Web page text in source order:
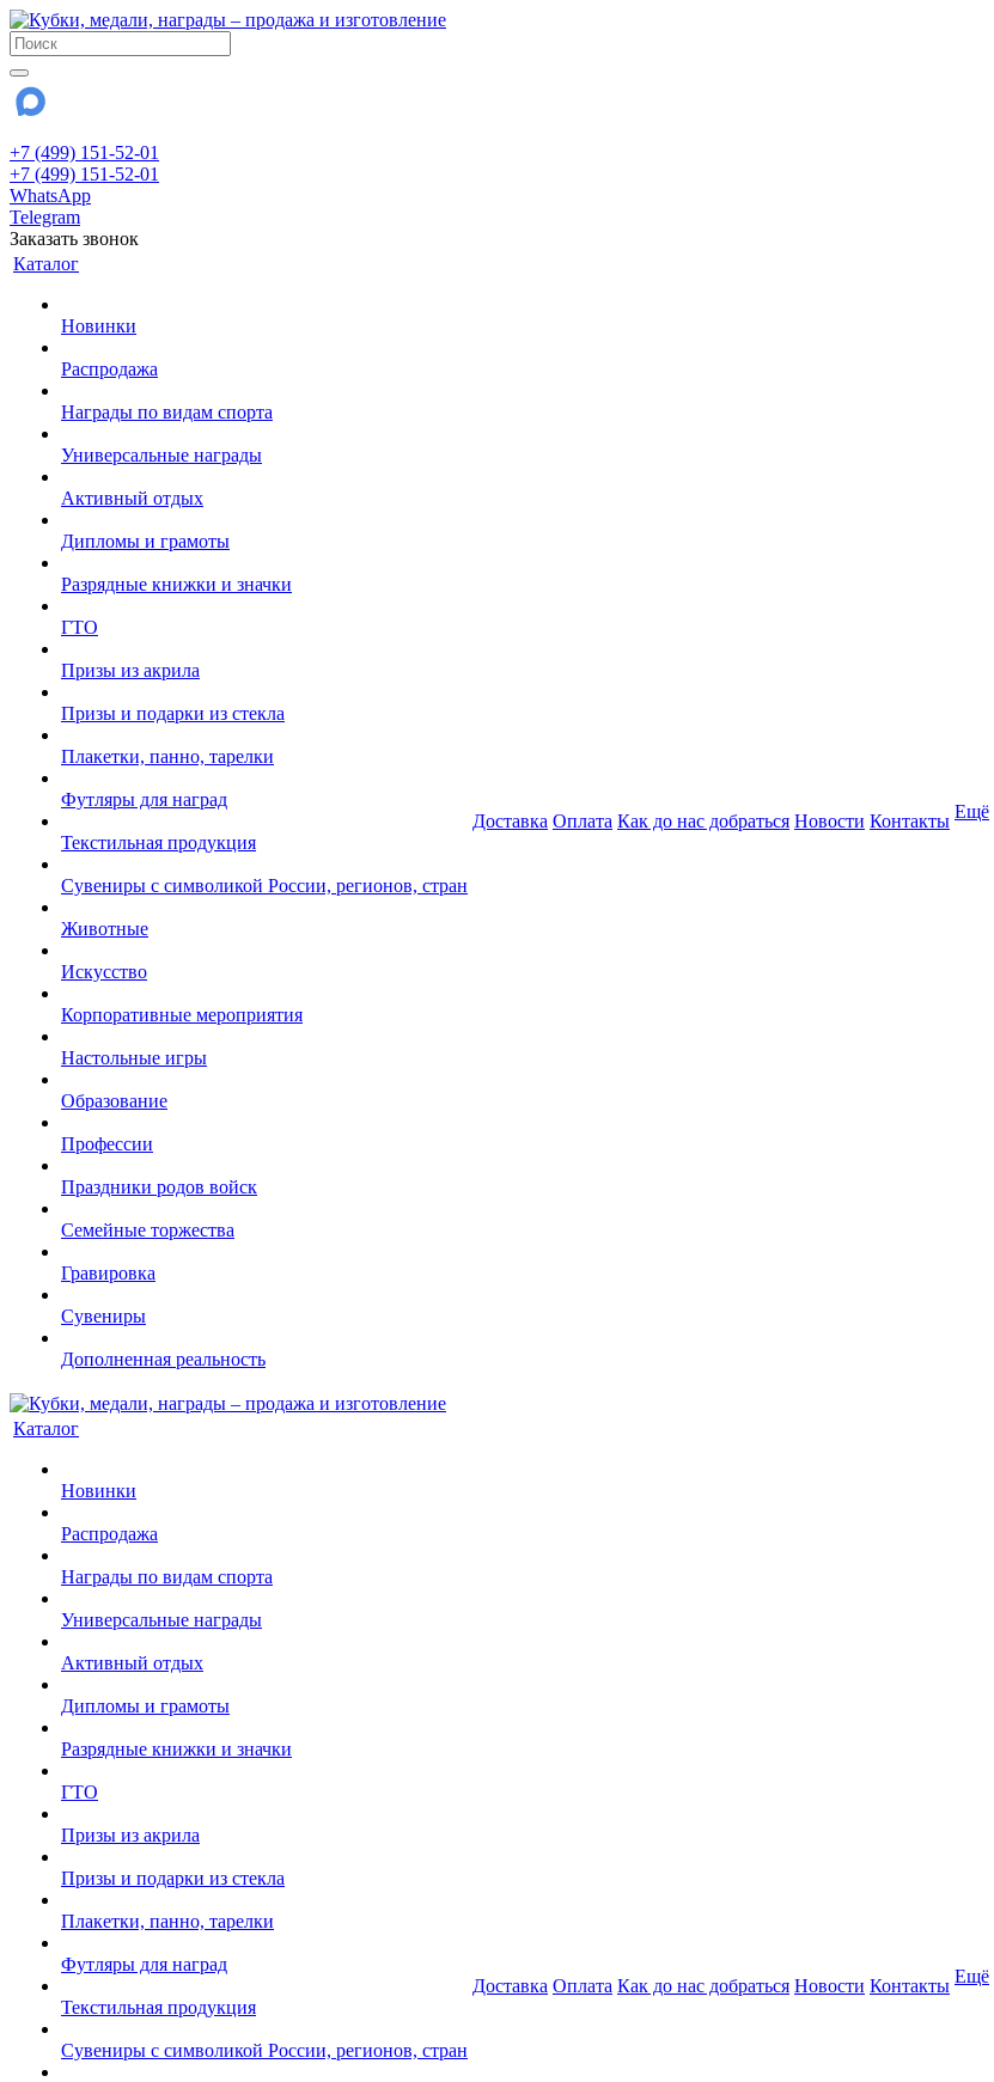
+7 (499) 151-52-01
+7 (499) 151-52-01
WhatsApp
Telegram
Заказать звонок
Каталог
Новинки
Распродажа
Награды по видам спорта
Универсальные награды
Активный отдых
Дипломы и грамоты
Разрядные книжки и значки
ГТО
Призы из акрила
Призы и подарки из стекла
Плакетки, панно, тарелки
Футляры для наград
Текстильная продукция
Сувениры с символикой России, регионов, стран
Животные
Искусство
Корпоративные мероприятия
Настольные игры
Образование
Профессии
Праздники родов войск
Семейные торжества
Гравировка
Сувениры
Дополненная реальность
Доставка Оплата Как до нас добраться Новости Контакты Ещё
Каталог
Новинки
Распродажа
Награды по видам спорта
Универсальные награды
Активный отдых
Дипломы и грамоты
Разрядные книжки и значки
ГТО
Призы из акрила
Призы и подарки из стекла
Плакетки, панно, тарелки
Футляры для наград
Текстильная продукция
Сувениры с символикой России, регионов, стран
Доставка Оплата Как до нас добраться Новости Контакты Ещё